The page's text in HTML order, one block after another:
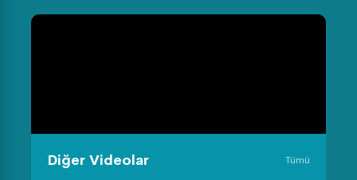
Diğer Videolar Tümü